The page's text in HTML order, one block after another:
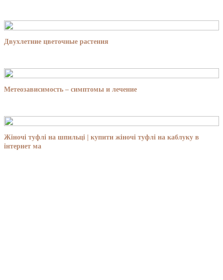
Двухлетние цветочные растения
Метеозависимость – симптомы и лечение
Жіночі туфлі на шпильці | купити жіночі туфлі на каблуку в
інтернет ма